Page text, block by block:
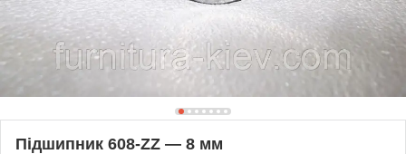
Підшипник 608-ZZ — 8 мм